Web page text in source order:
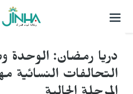
التحكم
دريا رمضان: الوحدة
التحالفات النسائية